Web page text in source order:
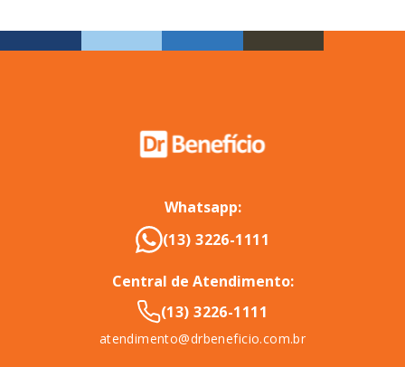
Whatsapp:
(13) 3226-1111
Central de Atendimento:
(13) 3226-1111
atendimento@drbeneficio.com.br